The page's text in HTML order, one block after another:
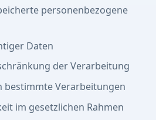
personenbezogene
Daten
der Verarbeitung
bestimmte Verarbeitungen
im gesetzlichen Rahmen